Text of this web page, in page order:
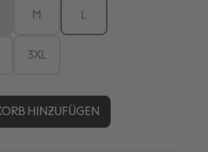
M
3XL
HINZUFÜGEN